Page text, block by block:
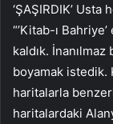
‘ŞAŞIRDIK’ Usta
“’Kitab-ı
kaldık.
boyamak istedik.
haritalarla
haritalardaki